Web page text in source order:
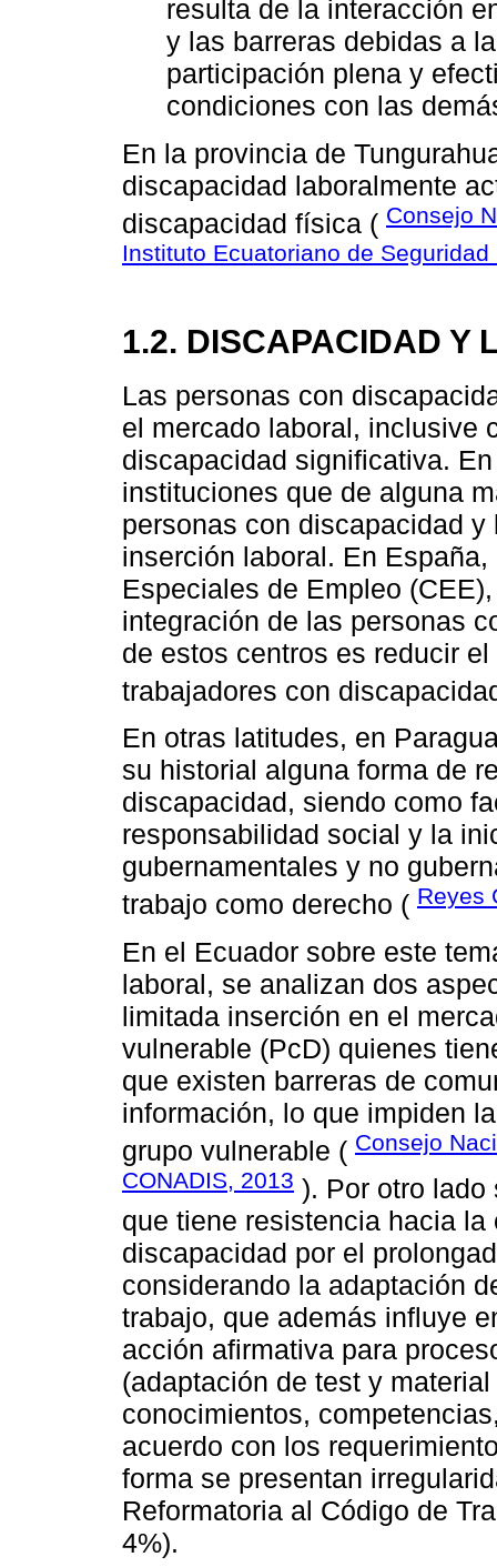
resulta de la interacción
y las barreras debidas a
participación plena y
condiciones con las
En la provincia de
discapacidad laboralmente
discapacidad física ( Consejo
Instituto Ecuatoriano de
1.2. DISCAPACIDAD Y
Las personas con
el mercado laboral, inclusive
discapacidad significativa.
instituciones que de alguna
personas con discapacidad
inserción laboral. En
Especiales de Empleo
integración de las personas
de estos centros es reducir
trabajadores con
En otras latitudes, en
su historial alguna forma de
discapacidad, siendo como
responsabilidad social y la
gubernamentales y no
trabajo como derecho ( Reyes
En el Ecuador sobre este
laboral, se analizan dos
limitada inserción en el
vulnerable (PcD) quienes
que existen barreras de
información, lo que impiden
grupo vulnerable ( Consejo
CONADIS, 2013 ). Por otro lado
que tiene resistencia hacia
discapacidad por el
considerando la adaptación
trabajo, que además influye
acción afirmativa para
(adaptación de test y
conocimientos,
acuerdo con los
forma se presentan
Reformatoria al Código de
4%).